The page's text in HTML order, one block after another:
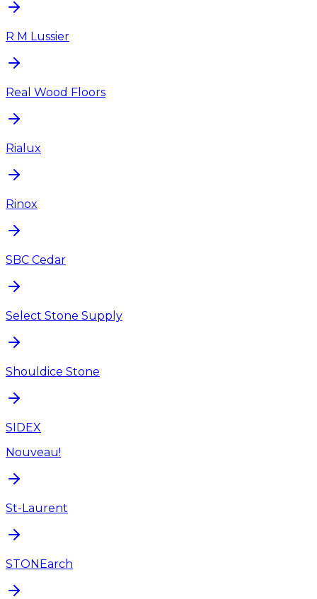
R M Lussier
Real Wood Floors
Rialux
Rinox
SBC Cedar
Select Stone Supply
Shouldice Stone
SIDEX
Nouveau!
St-Laurent
STONEarch